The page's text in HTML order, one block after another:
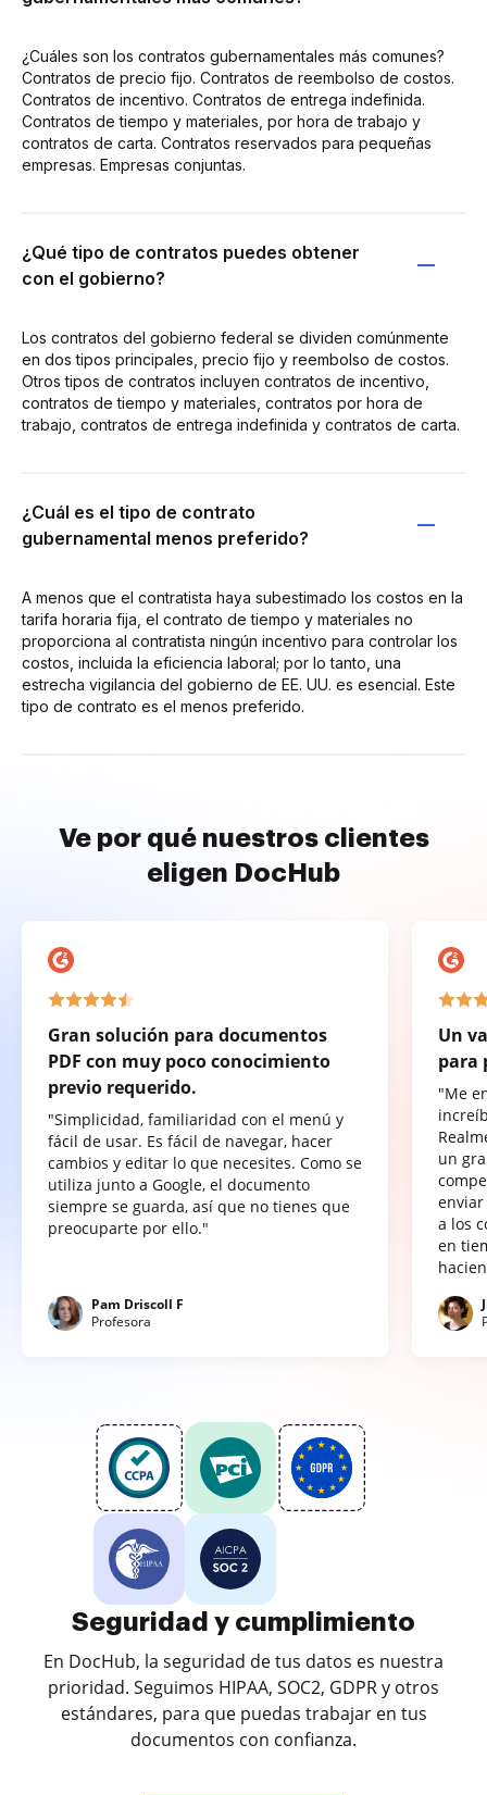
¿Cuáles son los contratos gubernamentales más comunes?
Contratos de precio fijo. Contratos de reembolso de costos.
Contratos de incentivo. Contratos de entrega indefinida.
Contratos de tiempo y materiales, por hora de trabajo y
contratos de carta. Contratos reservados para pequeñas
empresas. Empresas conjuntas.
¿Qué tipo de contratos puedes obtener
con el gobierno?
Los contratos del gobierno federal se dividen comúnmente
en dos tipos principales, precio fijo y reembolso de costos.
Otros tipos de contratos incluyen contratos de incentivo,
contratos de tiempo y materiales, contratos por hora de
trabajo, contratos de entrega indefinida y contratos de carta.
¿Cuál es el tipo de contrato
gubernamental menos preferido?
A menos que el contratista haya subestimado los costos en la
tarifa horaria fija, el contrato de tiempo y materiales no
proporciona al contratista ningún incentivo para controlar los
costos, incluida la eficiencia laboral; por lo tanto, una
estrecha vigilancia del gobierno de EE. UU. es esencial. Este
tipo de contrato es el menos preferido.
Ve por qué nuestros clientes
eligen DocHub
Gran solución para documentos
PDF con muy poco conocimiento
previo requerido.
"Simplicidad, familiaridad con el menú y
fácil de usar. Es fácil de navegar, hacer
cambios y editar lo que necesites. Como se
utiliza junto a Google, el documento
siempre se guarda, así que no tienes que
preocuparte por ello."
Pam Driscoll F
Profesora
Un
para
"Me
un
a los
en
Seguridad y cumplimiento
En DocHub, la seguridad de tus datos es nuestra
prioridad. Seguimos HIPAA, SOC2, GDPR y otros
estándares, para que puedas trabajar en tus
documentos con confianza.